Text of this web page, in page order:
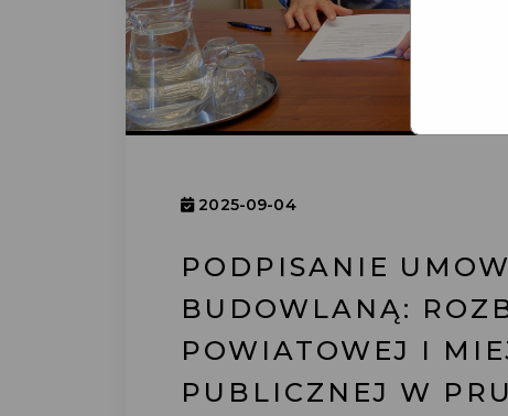
2025-09-04
PODPISANIE
BUDOWLANĄ:
POWIATOWEJ I
PUBLICZNEJ W